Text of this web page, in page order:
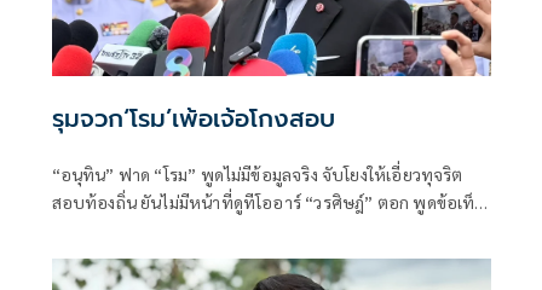
รุมจวก‘โรม’เพ้อเจ้อโกงสอบ
“อนุทิน” ฟาด “โรม” พูดไม่มีข้อมูลจริง จับโยงให้เอี่ยวทุจริต
สอบท้องถิ่น ยันไม่มีหน้าที่ดูทีโออาร์ “วรศิษฎ์” ตอก พูดข้อเท็จ